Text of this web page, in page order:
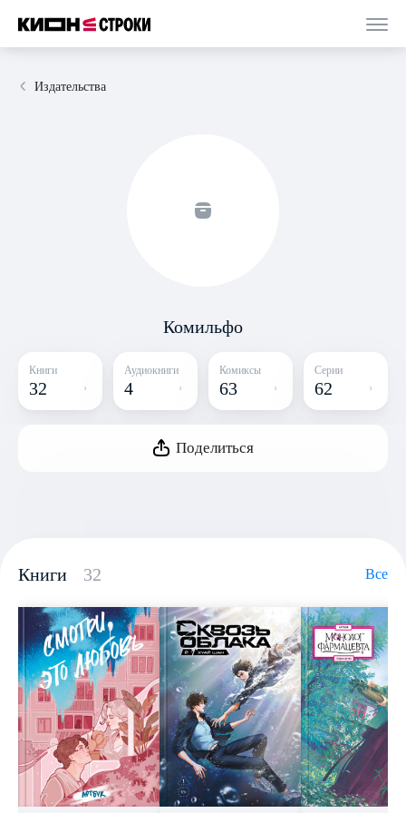
Издательства
Комильфо
Книги
32
Аудиокниги
4
Комиксы
63
Серии
62
Поделиться
Книги 32 Все